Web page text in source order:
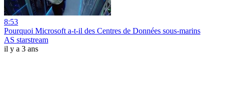
8:53
Pourquoi Microsoft a-t-il des Centres de Données sous-marins
AS starstream
il y a 3 ans